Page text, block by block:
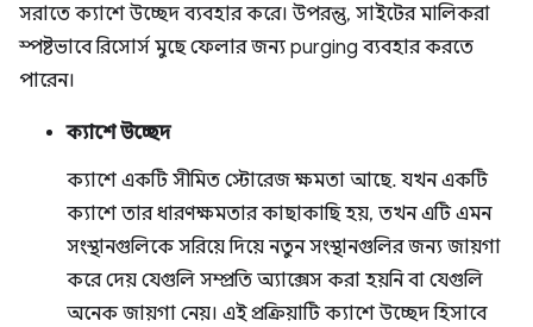
সরাতে ক্যাশে উচ্ছেদ ব্যবহার করে। উপরন্তু, সাইটের মালিকরা
স্পষ্টভাবে রিসোর্স মুছে ফেলার জন্য purging ব্যবহার করতে
পারেন।
ক্যাশে উচ্ছেদ
ক্যাশে একটি সীমিত স্টোরেজ ক্ষমতা আছে. যখন একটি
ক্যাশে তার ধারণক্ষমতার কাছাকাছি হয়, তখন এটি এমন
সংস্থানগুলিকে সরিয়ে দিয়ে নতুন সংস্থানগুলির জন্য জায়গা
করে দেয় যেগুলি সম্প্রতি অ্যাক্সেস করা হয়নি বা যেগুলি
অনেক জায়গা নেয়। এই প্রক্রিয়াটি ক্যাশে উচ্ছেদ হিসাবে